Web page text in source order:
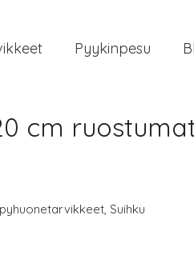
Pyykinpesu
cm
, Suihku